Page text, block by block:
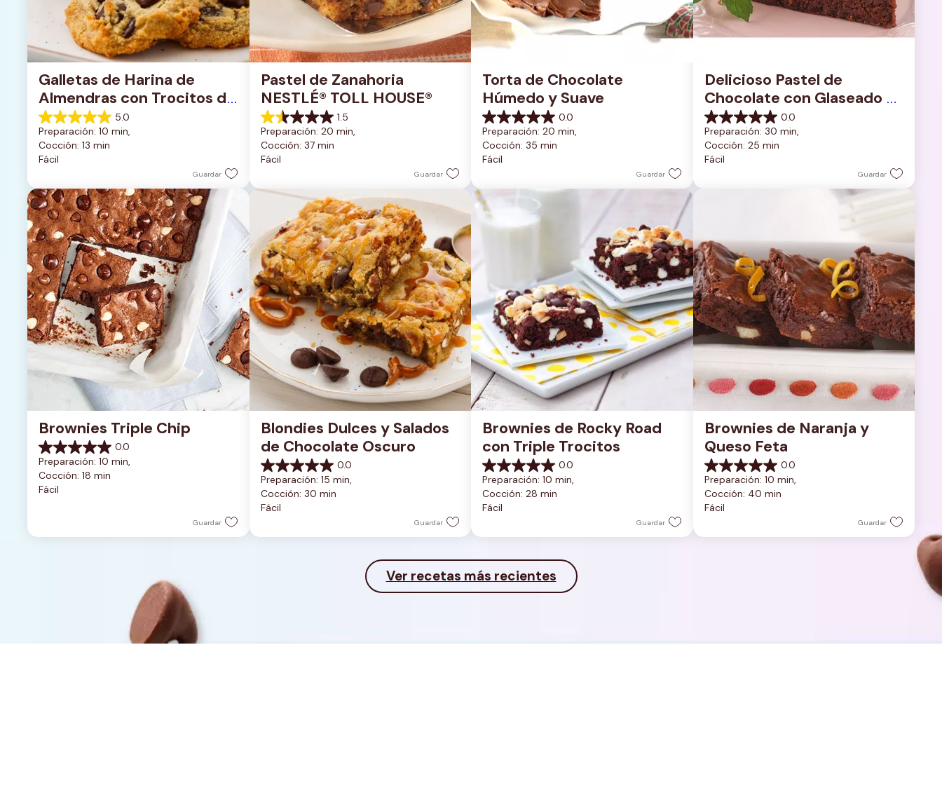
Galletas de Harina de
Almendras con Trocitos de
Chocolate Oscuro
5.0
5.0
de
5
estrellas.
reseña
Preparación: 10 min,
Cocción: 13 min
Fácil
Guardar
Pastel de Zanahoria
NESTLÉ® TOLL HOUSE®
1.5
1.5
de
5
estrellas.
reseñas
Preparación: 20 min,
Cocción: 37 min
Fácil
Guardar
Torta de Chocolate
Húmedo y Suave
0.0
0.0
de
5
estrellas.
Preparación: 20 min,
Cocción: 35 min
Fácil
Guardar
Delicioso Pastel de
Chocolate con Glaseado
de Chocolate Rico y
Cremoso
0.0
0.0
de
5
estrellas.
Preparación: 30 min,
Cocción: 25 min
Fácil
Guardar
Brownies Triple Chip
0.0
0.0
de
5
estrellas.
Preparación: 10 min,
Cocción: 18 min
Fácil
Guardar
Blondies Dulces y Salados
de Chocolate Oscuro
0.0
0.0
de
5
estrellas.
Preparación: 15 min,
Cocción: 30 min
Fácil
Guardar
Brownies de Rocky Road
con Triple Trocitos
0.0
0.0
de
5
estrellas.
Preparación: 10 min,
Cocción: 28 min
Fácil
Guardar
Brownies de Naranja y
Queso Feta
0.0
0.0
de
5
estrellas.
Preparación: 10 min,
Cocción: 40 min
Fácil
Guardar
Ver recetas más recientes